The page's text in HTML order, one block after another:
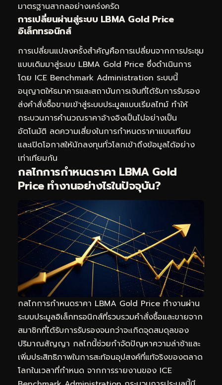
มาตรฐานสากลอย่างเคร่งครัด
การเปลี่ยนผ่านสู่ระบบ LBMA Gold Price
อิเล็กทรอนิกส์
การเปลี่ยนแปลงครั้งสำคัญคือการเปลี่ยนจากการประชุม
แบบเดิมมาสู่ระบบ LBMA Gold Price ซึ่งดำเนินการ
โดย ICE Benchmark Administration ระบบนี้
อนุญาตให้ธนาคารและสถาบันการเงินที่ได้รับการรับรอง
ส่งคำสั่งซื้อขายเข้าสู่ระบบประมูลแบบเรียลไทม์ ทำให้
กระบวนการคำนวณราคาอ้างอิงเป็นไปอย่างเป็น
อัตโนมัติ ลดความเสี่ยงในการกำหนดราคาแบบเทียม
และเปิดโอกาสให้นักลงทุนทั่วโลกเข้าถึงข้อมูลได้อย่าง
เท่าเทียมกัน
กลไกการกำหนดราคา LBMA Gold
Price ทำงานอย่างไรในปัจจุบัน?
กลไกการกำหนดราคา LBMA Gold Price ทำงานผ่าน
ระบบประมูลอิเล็กทรอนิกส์ที่รวบรวมคำสั่งซื้อและขายจาก
สมาชิกที่ได้รับการรับรองจนกว่าจะเกิดจุดสมดุลของ
ปริมาณสัญญา กลไกนี้ช่วยกำจัดปัญหาความล่าช้าและ
เพิ่มประสิทธิภาพในการสะท้อนอุปสงค์ที่แท้จริงของตลาด
โลกในเวลาที่กำหนด จากการรายงานของ ICE